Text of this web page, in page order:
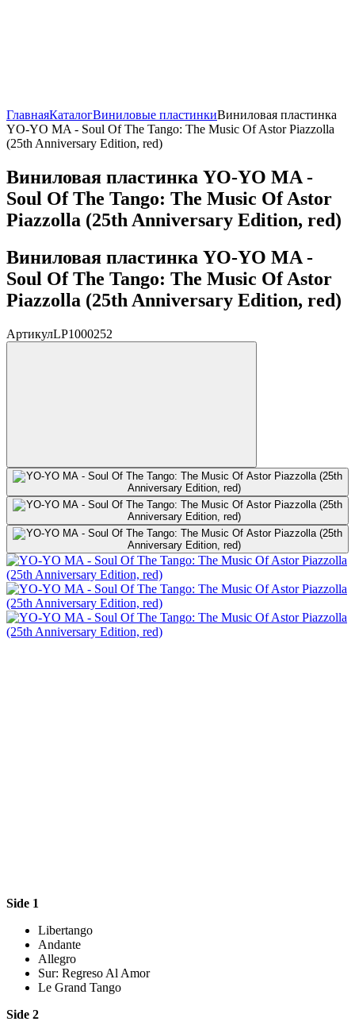
ГлавнаяКаталогВиниловые пластинкиВиниловая пластинка
YO-YO MA - Soul Of The Tango: The Music Of Astor Piazzolla
(25th Anniversary Edition, red)
Виниловая пластинка YO-YO MA -
Soul Of The Tango: The Music Of Astor
Piazzolla (25th Anniversary Edition, red)
Виниловая пластинка YO-YO MA -
Soul Of The Tango: The Music Of Astor
Piazzolla (25th Anniversary Edition, red)
АртикулLP1000252
Side 1
Libertango
Andante
Allegro
Sur: Regreso Al Amor
Le Grand Tango
Side 2